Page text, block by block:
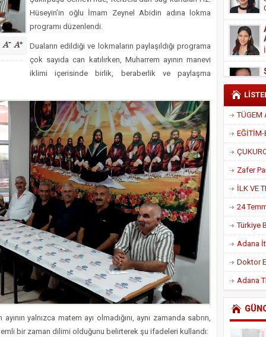
Başkanı Cennet Çelik
Hüseyin’in oğlu İmam Zeynel Abidin adına lokma
programı düzenlendi.
Duaların edildiği ve lokmaların paylaşıldığı programa
çok sayıda can katılırken, Muharrem ayının manevi
iklimi içerisinde birlik, beraberlik ve paylaşma
yalnızca matem ayı olmadığını, aynı zamanda sabrın,
bir zaman dilimi olduğunu belirterek şu ifadeleri kullandı:
Adana